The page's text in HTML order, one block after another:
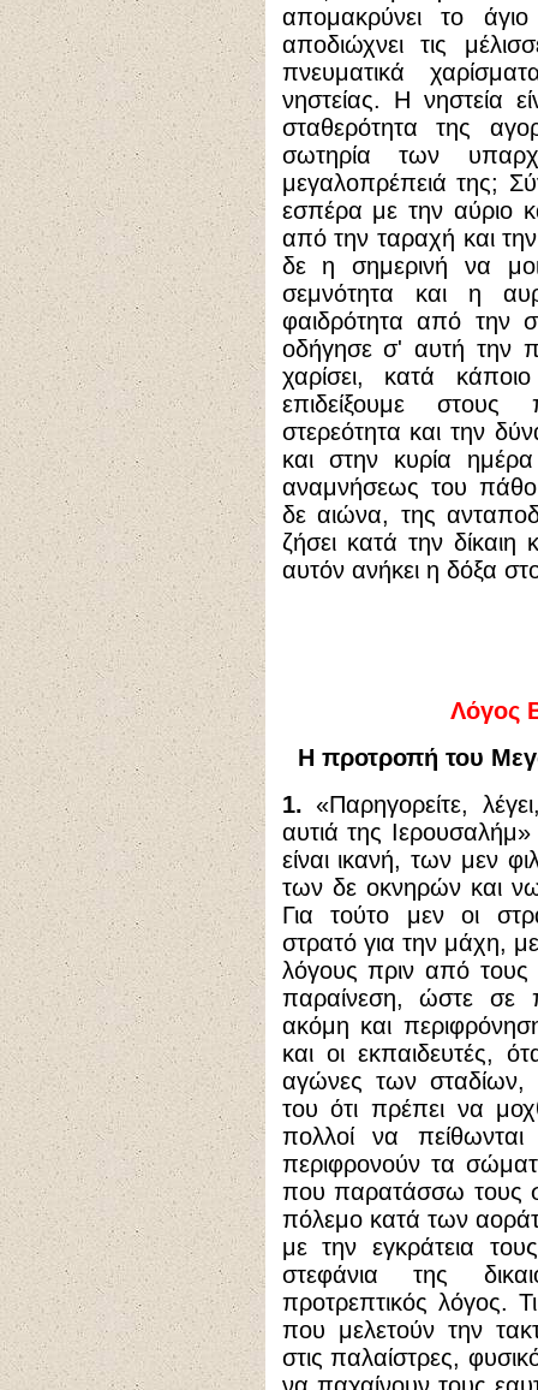
απομακρύνει το
αποδιώχνει τις
πνευματικά
νηστείας. Η νηστεία
σταθερότητα της
σωτηρία των
μεγαλοπρέπειά της;
εσπέρα με την αύριο
από την ταραχή και
δε η σημερινή να
σεμνότητα και η
φαιδρότητα από την
οδήγησε σ' αυτή την
χαρίσει, κατά
επιδείξουμε στους
στερεότητα και την
και στην κυρία
αναμνήσεως του
δε αιώνα, της
ζήσει κατά την δίκαιη
αυτόν ανήκει η δόξα
Λόγος
Η προτροπή του
1. «Παρηγορείτε,
αυτιά της
είναι ικανή, των μεν
των δε οκνηρών και
Για τούτο μεν οι
στρατό για την μάχη,
λόγους πριν από
παραίνεση, ώστε σε
ακόμη και
και οι εκπαιδευτές,
αγώνες των σταδίων,
του ότι πρέπει να
πολλοί να
περιφρονούν τα
που παρατάσσω τους
πόλεμο κατά των
με την εγκράτεια
στεφάνια της
προτρεπτικός λόγος.
που μελετούν την
στις παλαίστρες,